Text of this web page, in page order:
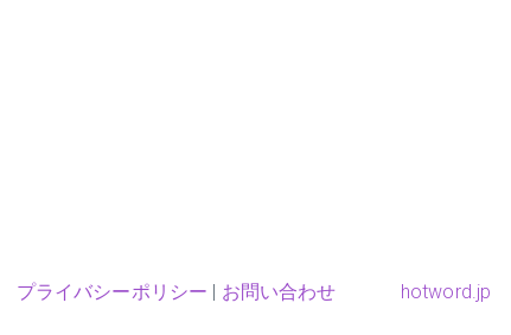
プライバシーポリシー お問い合わせ hotword.jp